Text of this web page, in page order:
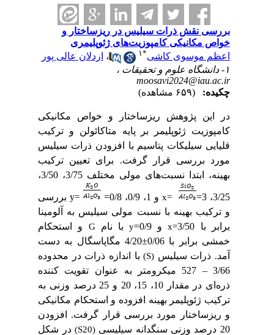
بررسی نقش ذرات سیلیس در ریزساختار و
خواص مکانیکی کامپوزیت‌های ژئوپلیمری
اعظم موسوی کاشی
۱ ،اردلان عالی پور
moosavi2024@iau.ac.ir
چکیده:
در این پژوهش ریزساختار و خواص مکانیکی
کامپوزیت ژئوپلیمر بر پایه متاکائولن و ترکیب
قلیایی سیلیکات پتاسیم با افزودن ذرات سیلیس
مورد بررسی قرار گرفت. برای تعیین ترکیب
بهینه، ابتدا نسبت‌های مولی مختلف
3/75، 3/50،
3/25، 3= x=و 1، 0/9، 0/8= =
y بررسی
و ترکیب بهینه با نسبت مولی سیلیس به آلومینا
برابر با 3/50
x=و 0/9= yبا نام Gو استحکام
خمشی برابر با 0/06
±
4/20 مگاپاسگال به دست
آمد. ذرات سیلیس (S)با اندازه ذرات در محدوده
3/66
–
527 میکرومتر به عنوان تقویت کننده
ذره‌ای در مقدار 10، 15، 20 و 25 درصد وزنی به
ترکیب ژئوپلیمر بهینه افزوده و استحکام مکانیکی
و ریزساختار مورد بررسی قرار گرفت. افزودن
20 درصد وزنی سنگدانه سیلیسی
(S20)در شکل